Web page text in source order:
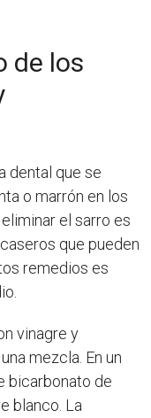
de los
dental que se
o marrón en los
el sarro es
que pueden
remedios es
vinagre y
mezcla. En un
bicarbonato de
blanco. La